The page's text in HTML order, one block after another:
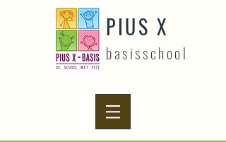
PIUS X
basisschool